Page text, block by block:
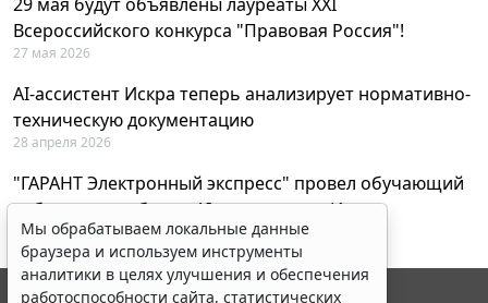
Всероссийского конкурса "Правовая Россия"!
27 мая 2026
AI-ассистент Искра теперь анализирует нормативно-
техническую документацию
28 апреля 2026
"ГАРАНТ Электронный экспресс" провел обучающий
вебинар по работе с AI-ассистентом Искра
23 апреля 2026
Мы обрабатываем локальные данные
браузера и используем инструменты
аналитики в целях улучшения и обеспечения
работоспособности сайта, статистических